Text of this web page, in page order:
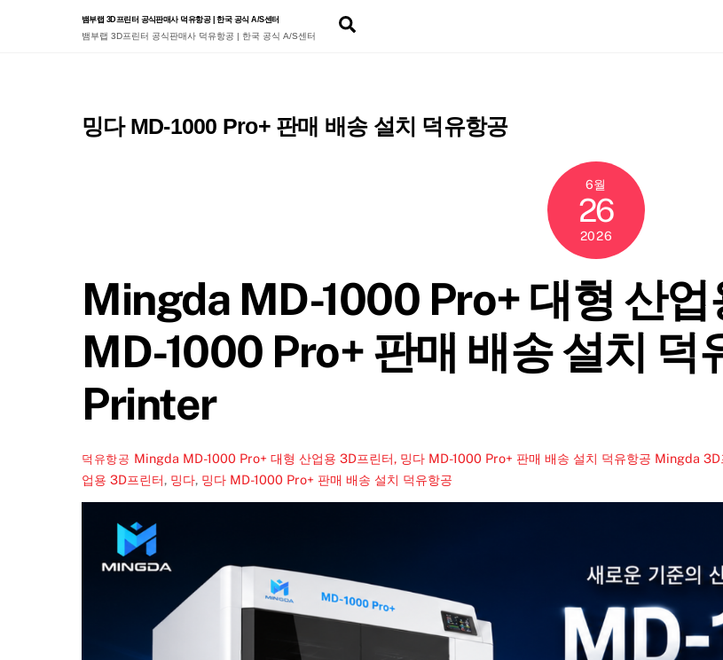
뱀부랩 3D프린터 공식판매사 덕유항공 | 한국 공식 A/S센터
뱀부랩 3D프린터 공식판매사 덕유항공 | 한국 공식 A/S센터
밍다 MD-1000 Pro+ 판매 배송 설치 덕유항공
6월
26
2026
Mingda MD-1000 Pro+ 대형 산
MD-1000 Pro+ 판매 배송 설치
Printer
덕유항공 Mingda MD-1000 Pro+ 대형 산업용 3D프린터, 밍다 MD-1000 Pro+ 판매 배송 설치 덕유항공 Mingda 3D
업용 3D프린터, 밍다, 밍다 MD-1000 Pro+ 판매 배송 설치 덕유항공